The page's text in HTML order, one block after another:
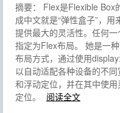
摘要： Flex是Flexible Box
成中文就是“弹性盒子”，用
提供最大的灵活性。任何
指定为Flex布局。 她是一
布局方式，通过使用
以自动适配各种设备的不
和浮动定位，并在其中使
定位。
阅读全文